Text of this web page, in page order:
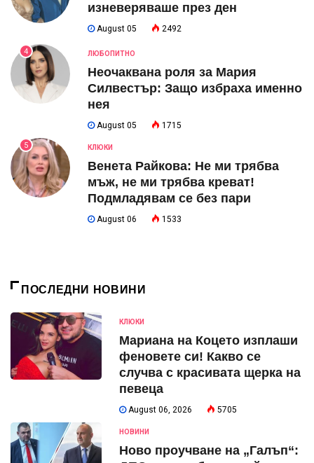
изневеряваше през ден
August 05 2492
4 ЛЮБОПИТНО
Неочаквана роля за Мария
Силвестър: Защо избраха именно
нея
August 05 1715
5 КЛЮКИ
Венета Райкова: Не ми трябва
мъж, не ми трябва креват!
Подмладявам се без пари
August 06 1533
ПОСЛЕДНИ НОВИНИ
КЛЮКИ
Мариана на Коцето изплаши
феновете си! Какво се
случва с красивата щерка на
певеца
August 06, 2026 5705
НОВИНИ
Ново проучване на „Галъп“: